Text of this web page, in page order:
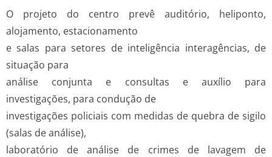
O projeto do centro prevê auditório, heliponto,
alojamento, estacionamento
e salas para setores de inteligência interagências, de
situação para
análise conjunta e consultas e auxílio para
investigações, para condução de
investigações policiais com medidas de quebra de sigilo
(salas de análise),
laboratório de análise de crimes de lavagem de